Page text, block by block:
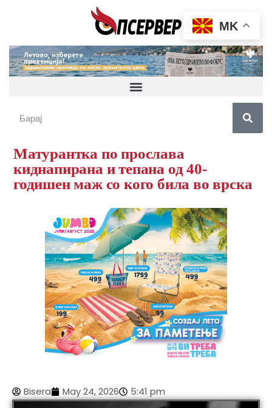
Матурантка по прослава
киднапирана и тепана од 40-
годишен маж со кого била во врска
Bisera May 24, 2026 5:41 pm
MK